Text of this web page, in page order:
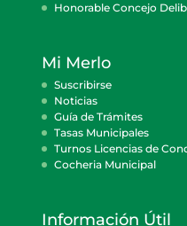
Honorable Concejo
Mi Merlo
Suscribirse
Noticias
Guía de Trámites
Tasas Municipales
Turnos Licencias de
Cocheria Municipal
Información Útil